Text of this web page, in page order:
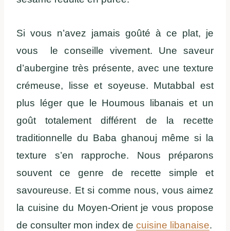
Si vous n’avez jamais goûté à ce plat, je
vous le conseille vivement. Une saveur
d’aubergine très présente, avec une texture
crémeuse, lisse et soyeuse. Mutabbal est
plus léger que le Houmous libanais et un
goût totalement différent de la recette
traditionnelle du Baba ghanouj même si la
texture s’en rapproche. Nous préparons
souvent ce genre de recette simple et
savoureuse. Et si comme nous, vous aimez
la cuisine du Moyen-Orient je vous propose
de consulter mon index de cuisine libanaise.